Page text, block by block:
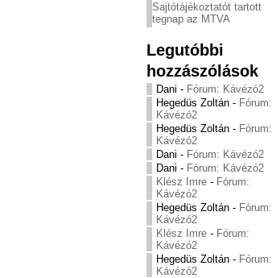
Sajtótájékoztatót tartott
tegnap az MTVA
Legutóbbi
hozzászólások
Dani - Fórum: Kávézó2
Hegedüs Zoltán - Fórum:
Kávézó2
Hegedüs Zoltán - Fórum:
Kávézó2
Dani - Fórum: Kávézó2
Dani - Fórum: Kávézó2
Klész Imre - Fórum:
Kávézó2
Hegedüs Zoltán - Fórum:
Kávézó2
Klész Imre - Fórum:
Kávézó2
Hegedüs Zoltán - Fórum:
Kávézó2